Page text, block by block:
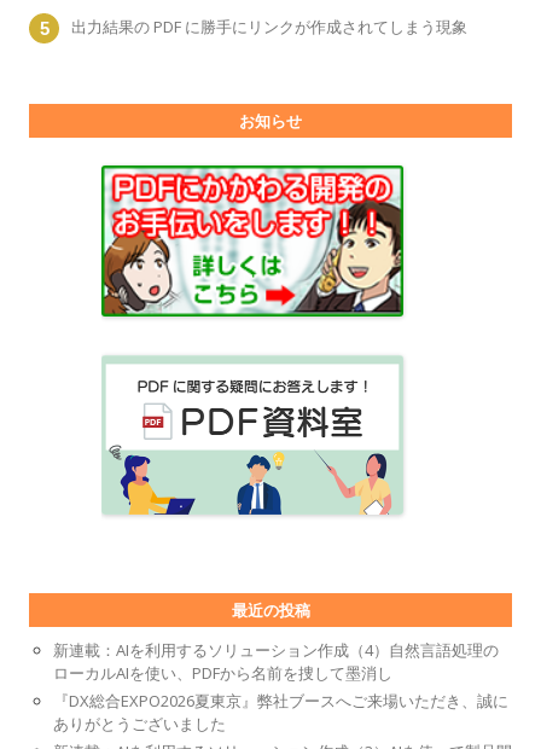
出力結果の PDF に勝手にリンクが作成されてしまう現象
お知らせ
最近の投稿
新連載：AIを利用するソリューション作成（4）自然言語処理の
ローカルAIを使い、PDFから名前を捜して墨消し
『DX総合EXPO2026夏東京』弊社ブースへご来場いただき、誠に
ありがとうございました